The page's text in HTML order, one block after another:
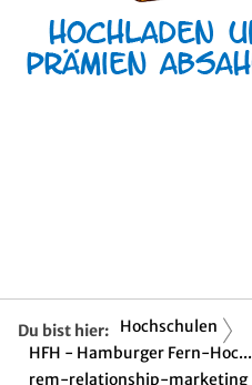
Du bist hier:
Hochschulen
HFH - Hamburger Fern-Hoc...
rem-relationship-marketing